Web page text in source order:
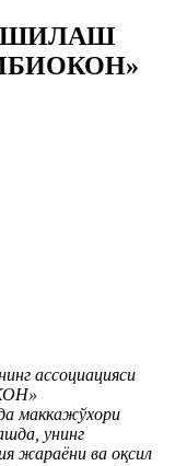
ассоциацияси
маккажўхори
унинг
жараёни ва оқсил